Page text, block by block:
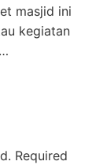
masjid ini
kegiatan
Required